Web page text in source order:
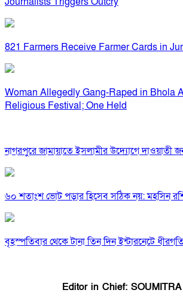
821 Farmers Receive Farmer Cards in
Woman Allegedly Gang-Raped in Bhola
Religious Festival; One Held
নাগরপুরে জামায়াতে ইসলামীর উদ্যোগে দাওয়াতী
৬০ শতাংশ ভোট পড়ার হিসেব সঠিক নয়: মহসিন
বৃহস্পতিবার থেকে টানা তিন দিন ইন্টারনেটে
Editor in Chief: